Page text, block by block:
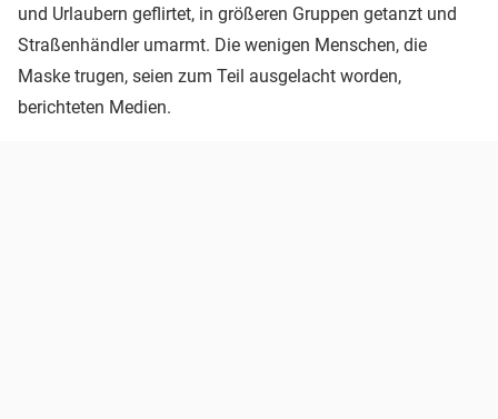
und Urlaubern geflirtet, in größeren Gruppen getanzt und
Straßenhändler umarmt. Die wenigen Menschen, die
Maske trugen, seien zum Teil ausgelacht worden,
berichteten Medien.